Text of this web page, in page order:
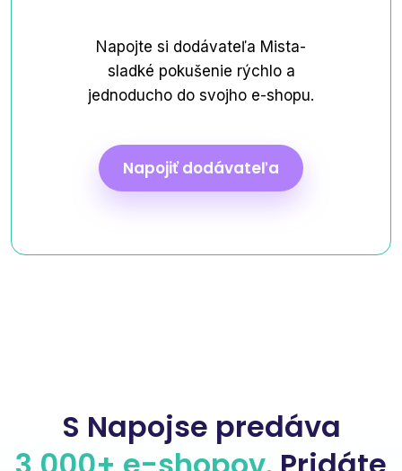
Napojte si dodávateľa Mista-
sladké pokušenie rýchlo a
jednoducho do svojho e-shopu.
Napojiť dodávateľa
S Napojse predáva